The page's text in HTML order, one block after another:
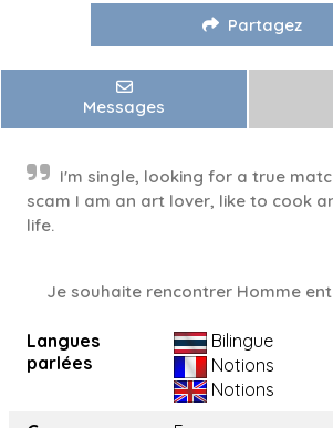
Partagez
Messages
I'm single, looking for a true
scam I am an art lover, like to cook
life.
Je souhaite rencontrer Homme
Langues
parlées
Bilingue
Notions
Notions